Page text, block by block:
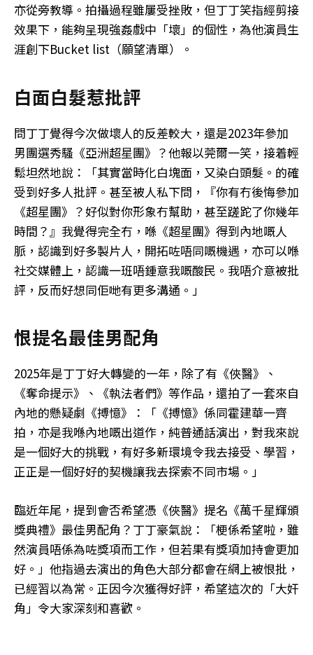
亦從旁教導。拍攝過程雖屢受挫敗，但丁丁笑指經剪接
效果下，能夠呈現強姦戲中「壞」的個性，為他演員生
涯創下Bucket list（願望清單）。
白面白髮惹批評
問丁丁覺得今次做壞人的反差較大，還是2023年參加
男團選秀騷《亞洲超星團》？他報以莞爾一笑，接着輕
鬆坦然地說：「其實當時化白塊面，又染白頭髮。的確
受到好多人批評。甚至被人私下問，『你有冇後悔參加
《超星團》？好似對你形象冇幫助，甚至蹉跎了你幾年
時間？』我覺得完全冇，喺《超星團》得到內地嘅人
脈，認識到好多製片人，開拓咗唔同嘅機遇，亦可以喺
社交媒體上，認識一班唔鍾意我嘅酸民。我唔介意被批
評，反而好想同佢哋有更多溝通。」
恨提名最佳男配角
2025年是丁丁好大轉變的一年，除了有《俠醫》、
《奪命提示》、《執法者們》等作品，還拍了一套來自
內地的懸疑劇《搏憶》：「《搏憶》係同霍建華一齊
拍，亦是我喺內地嘅出道作，純普通話演出，對我來說
是一個好大的挑戰，有好多新環境令我去接受、學習，
正正是一個好好的契機讓我去探索不同市場。」
臨近年尾，提到會否希望憑《俠醫》提名《萬千星輝頒
獎典禮》最佳男配角？丁丁豪氣說：「梗係希望啦，雖
然演員唔係為咗獎項而工作，但若果有獎項加持會更加
好。」他指過去演出的角色大部分都會在網上被恨批，
已經習以為常。正因今次獲得好評，希望這次的「大奸
角」令大家深刻和喜歡。